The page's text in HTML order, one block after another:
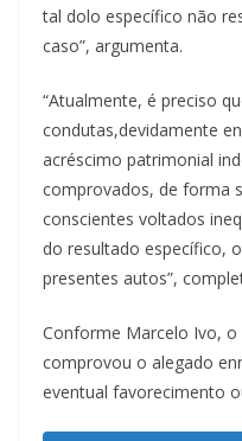
tal dolo específico não
caso”, argumenta.
“Atualmente, é preciso
condutas,devidamente
acréscimo patrimonial
comprovados, de forma
conscientes voltados
do resultado específico,
presentes autos”,
Conforme Marcelo Ivo, o
comprovou o alegado
eventual favorecimento